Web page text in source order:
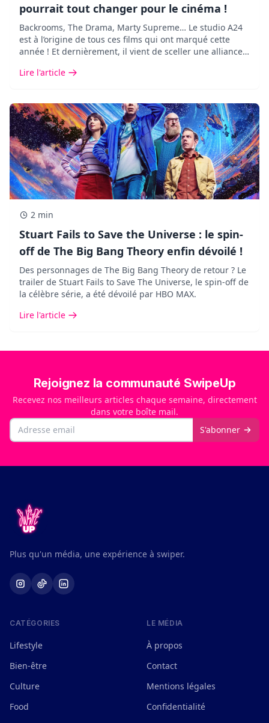
pourrait tout changer pour le cinéma !
Backrooms, The Drama, Marty Supreme… Le studio A24
est à l’origine de tous ces films qui ont marqué cette
année ! Et dernièrement, il vient de sceller une alliance
Lire l'article
2 min
Stuart Fails to Save the Universe : le spin-
off de The Big Bang Theory enfin dévoilé !
Des personnages de The Big Bang Theory de retour ? Le
trailer de Stuart Fails to Save The Universe, le spin-off de
la célèbre série, a été dévoilé par HBO MAX.
Lire l'article
Rejoignez la communauté SwipeUp
Recevez nos meilleurs articles chaque semaine, directement
dans votre boîte mail.
Email S'abonner
Plus qu'un média, une expérience à swiper.
CATÉGORIES
Lifestyle
Bien-être
Culture
Food
LE MÉDIA
À propos
Contact
Mentions légales
Confidentialité